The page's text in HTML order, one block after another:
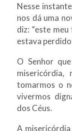
Nesse
nos dá uma
diz: “este
estava perdido
O Senhor
tomarmos o
vivermos
dos Céus.
A